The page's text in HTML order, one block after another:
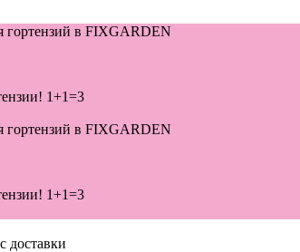
гортензий в FIXGARDEN
1+1=3
гортензий в FIXGARDEN
1+1=3
доставки